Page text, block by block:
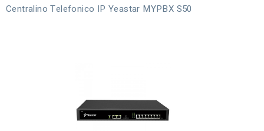
Centralino Telefonico IP Yeastar MYPBX S50